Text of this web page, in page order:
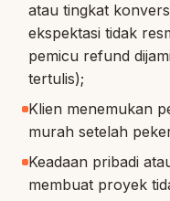
atau tingkat
ekspektasi tidak
pemicu refund
tertulis);
Klien menemukan
murah setelah
Keadaan pribadi
membuat proyek